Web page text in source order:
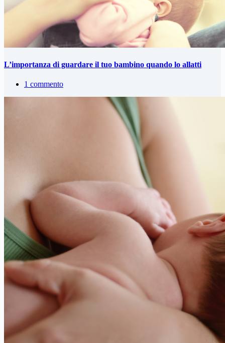
L’importanza di guardare il tuo bambino quando lo allatti
1 commento